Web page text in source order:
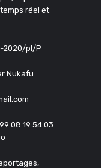
réel et
2020/pl/P
Nukafu
08 19 54 03